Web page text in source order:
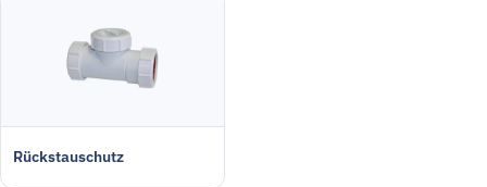
Rückstauschutz